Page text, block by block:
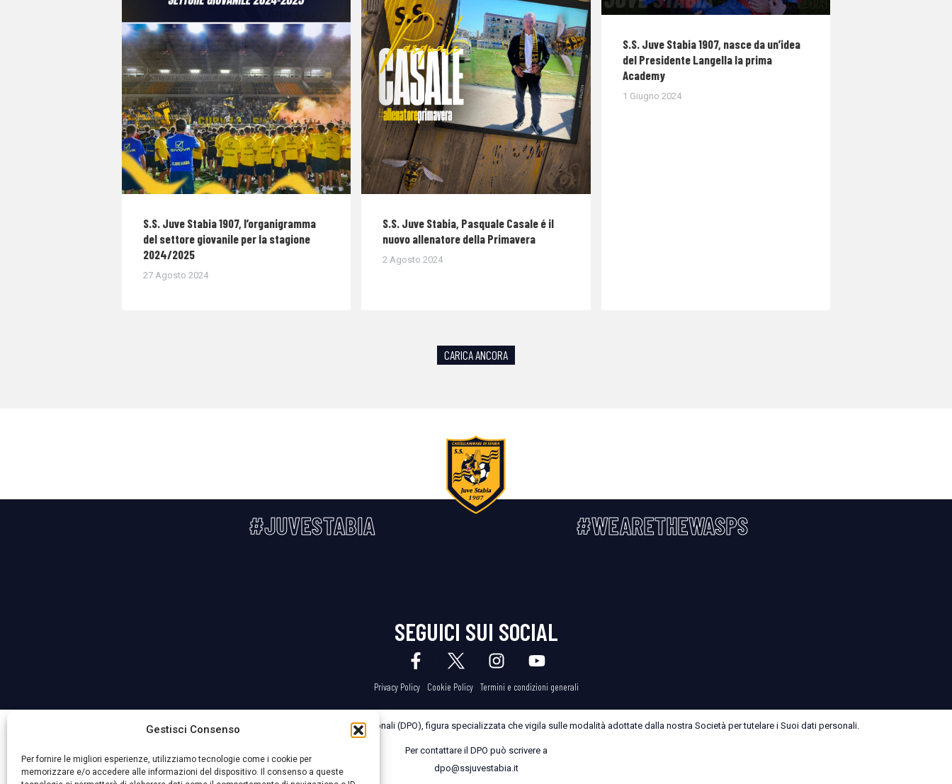
Gestisci Consenso
Per fornire le migliori esperienze, utilizziamo tecnologie come i cookie per
memorizzare e/o accedere alle informazioni del dispositivo. Il consenso a queste
S.S. Juve Stabia 1907, l’organigramma
del settore giovanile per la stagione
2024/2025
27 Agosto 2024
S.S. Juve Stabia, Pasquale Casale é il
nuovo allenatore della Primavera
2 Agosto 2024
S.S. Juve Stabia 1907, nasce da un’idea
del Presidente Langella la prima
Academy
1 Giugno 2024
CARICA ANCORA
#JUVESTABIA #WEARETHEWASPS
SEGUICI SUI SOCIAL
Privacy Policy Cookie Policy Termini e condizioni generali
La Società ha nominato il Responsabile della Protezione dei Dati Personali (DPO), figura specializzata che vigila sulle modalità adottate dalla nostra Società per tutelare i Suoi dati personali.
Per contattare il DPO può scrivere a
dpo@ssjuvestabia.it